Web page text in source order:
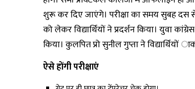
शुरू कर दिए जाएंगे। परीक्षा का समय सुबह दस
को लेकर विद्यार्थियों ने प्रदर्शन किया। युवा
किया। कुलपित प्रो सुनील गुप्ता ने विद्यार्थियों
ऐसे हाेंगी परीक्षाएं